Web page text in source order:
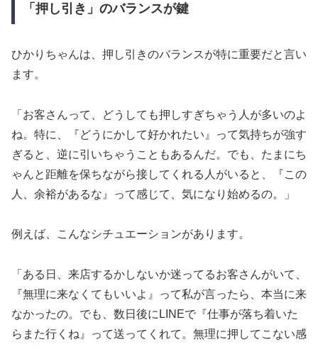
「押し引き」のバランスが鍵
ひかりちゃんは、押し引きのバランスが特に重要だと言い
ます。
「お客さんって、どうしても押しすぎちゃう人が多いのよ
ね。特に、『どうにかして好かれたい』って気持ちが強す
ぎると、逆に引いちゃうこともあるんだ。でも、たまにち
ゃんと距離を保ちながら接してくれる人がいると、『この
人、余裕があるな』って感じて、気になり始めるの。」
例えば、こんなシチュエーションがあります。
「ある日、来店するかしないか迷ってるお客さんがいて、
『無理に来なくてもいいよ』って私が言ったら、本当に来
なかったの。でも、数日後にLINEで『仕事が落ち着いた
らまた行くね』って送ってくれて。無理に押してこない感